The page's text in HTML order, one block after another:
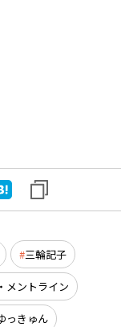
三輪記子
メントライン
っきゅん